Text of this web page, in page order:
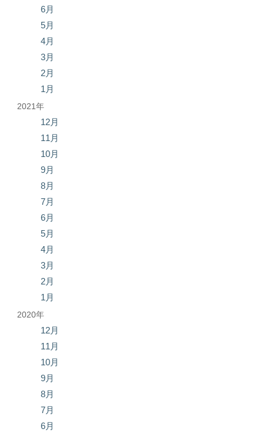
6月
5月
4月
3月
2月
1月
2021年
12月
11月
10月
9月
8月
7月
6月
5月
4月
3月
2月
1月
2020年
12月
11月
10月
9月
8月
7月
6月